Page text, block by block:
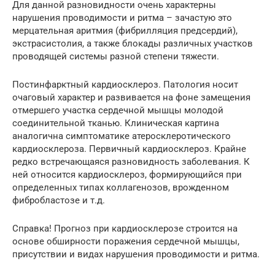
Для данной разновидности очень характерны
нарушения проводимости и ритма – зачастую это
мерцательная аритмия (фибрилляция предсердий),
экстрасистолия, а также блокады различных участков
проводящей системы разной степени тяжести.
Постинфарктный кардиосклероз. Патология носит
очаговый характер и развивается на фоне замещения
отмершего участка сердечной мышцы молодой
соединительной тканью. Клиническая картина
аналогична симптоматике атеросклеротического
кардиосклероза. Первичный кардиосклероз. Крайне
редко встречающаяся разновидность заболевания. К
ней относится кардиосклероз, формирующийся при
определенных типах коллагенозов, врожденном
фибробластозе и т.д.
Справка! Прогноз при кардиосклерозе строится на
основе обширности поражения сердечной мышцы,
присутствии и видах нарушения проводимости и ритма.